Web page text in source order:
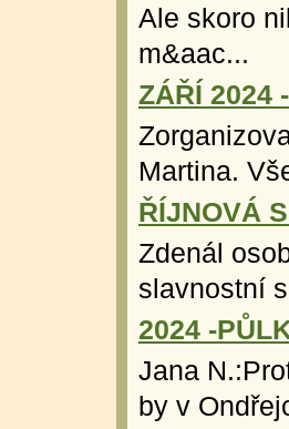
Ale skoro
m&aac...
ZÁŘÍ 2024
Martina.
ŘÍJNOVÁ
Zdenál
slavnostní
2024 -
Jana
by v